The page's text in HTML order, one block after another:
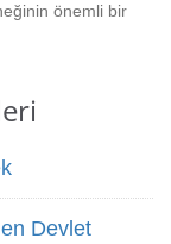
Haberleri
önemli bir
Devlet